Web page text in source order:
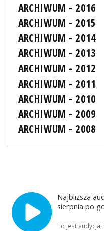
ARCHIWUM - 2016
ARCHIWUM - 2015
ARCHIWUM - 2014
ARCHIWUM - 2013
ARCHIWUM - 2012
ARCHIWUM - 2011
ARCHIWUM - 2010
ARCHIWUM - 2009
ARCHIWUM - 2008
Najbliższa
sierpnia po
To jest